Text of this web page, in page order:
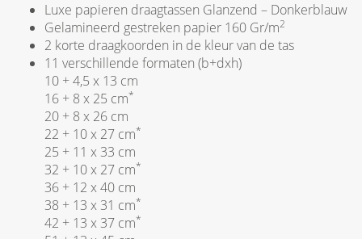
Luxe papieren draagtassen Glanzend – Donkerblauw
Gelamineerd gestreken papier 160 Gr/m2
2 korte draagkoorden in de kleur van de tas
11 verschillende formaten (b+dxh)
10 + 4,5 x 13 cm
16 + 8 x 25 cm*
20 + 8 x 26 cm
22 + 10 x 27 cm*
25 + 11 x 33 cm
32 + 10 x 27 cm*
36 + 12 x 40 cm
38 + 13 x 31 cm*
42 + 13 x 37 cm*